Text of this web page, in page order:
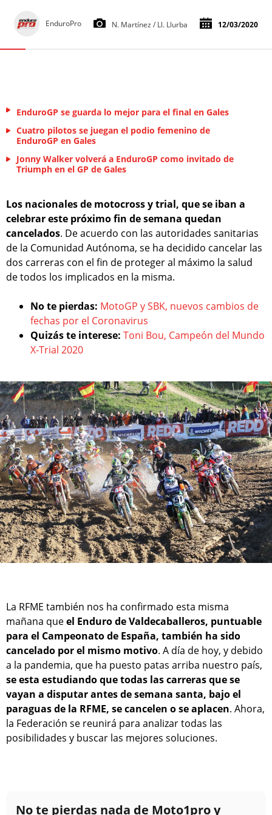
EnduroPro N. Martínez / Ll. Llurba 12/03/2020
EnduroGP se guarda lo mejor para el final en Gales
Cuatro pilotos se juegan el podio femenino de
EnduroGP en Gales
Jonny Walker volverá a EnduroGP como invitado de
Triumph en el GP de Gales
Los nacionales de motocross y trial, que se iban a
celebrar este próximo fin de semana quedan
cancelados. De acuerdo con las autoridades sanitarias
de la Comunidad Autónoma, se ha decidido cancelar las
dos carreras con el fin de proteger al máximo la salud
de todos los implicados en la misma.
No te pierdas: MotoGP y SBK, nuevos cambios de
fechas por el Coronavirus
Quizás te interese: Toni Bou, Campeón del Mundo
X-Trial 2020
La RFME también nos ha confirmado esta misma
mañana queel Enduro de Valdecaballeros, puntuable
para el Campeonato de España, también ha sido
cancelado por el mismo motivo. A día de hoy, y debido
a la pandemia, que ha puesto patas arriba nuestro país,
se esta estudiando que todas las carreras que se
vayan a disputar antes de semana santa, bajo el
paraguas de la RFME, se cancelen o se aplacen. Ahora,
la Federación se reunirá para analizar todas las
posibilidades y buscar las mejores soluciones.
No te pierdas nada de Moto1pro y